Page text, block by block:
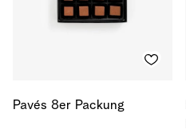
Pavés 8er Packung